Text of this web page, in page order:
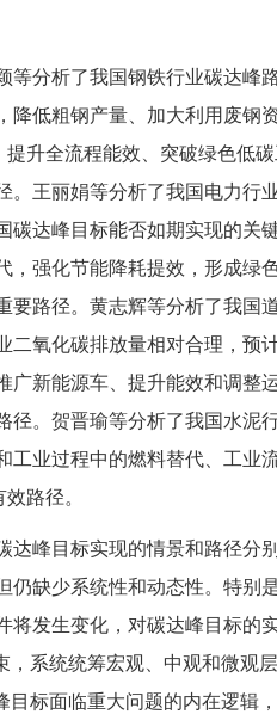
等分析了我国钢铁行业碳达峰
降低粗钢产量、加大利用废钢
提升全流程能效、突破绿色低碳
王丽娟等分析了我国电力行
碳达峰目标能否如期实现的关
，强化节能降耗提效，形成绿
要路径。黄志辉等分析了我国
氧化碳排放量相对合理，预
广新能源车、提升能效和调整
径。贺晋瑜等分析了我国水泥
工业过程中的燃料替代、工业
路径。
达峰目标实现的情景和路径分
仍缺少系统性和动态性。特别
将发生变化，对碳达峰目标的
系统统筹宏观、中观和微观
标面临重大问题的内在逻辑